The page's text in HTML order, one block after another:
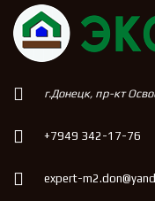
г.Донецк, пр-кт
+7949 342-17-76
expert-